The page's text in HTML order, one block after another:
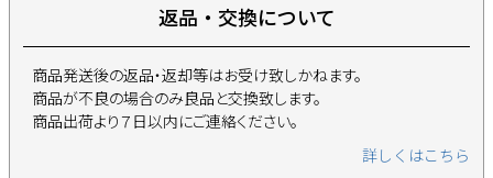
返品・交換について
商品発送後の返品・返却等はお受け致しかねます。
商品が不良の場合のみ良品と交換致します。
商品出荷より７日以内にご連絡ください。
詳しくはこちら